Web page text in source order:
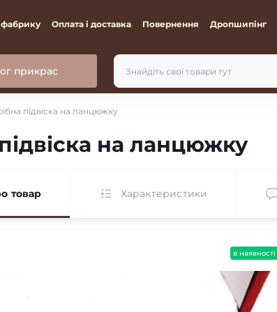
Оплата і доставка Повернення Дропшипінг
прикрас
підвіска на ланцюжку
на ланцюжку
товар Характеристики
в наявності